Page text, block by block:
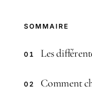
SOMMAIRE
01 Les
02 Comment